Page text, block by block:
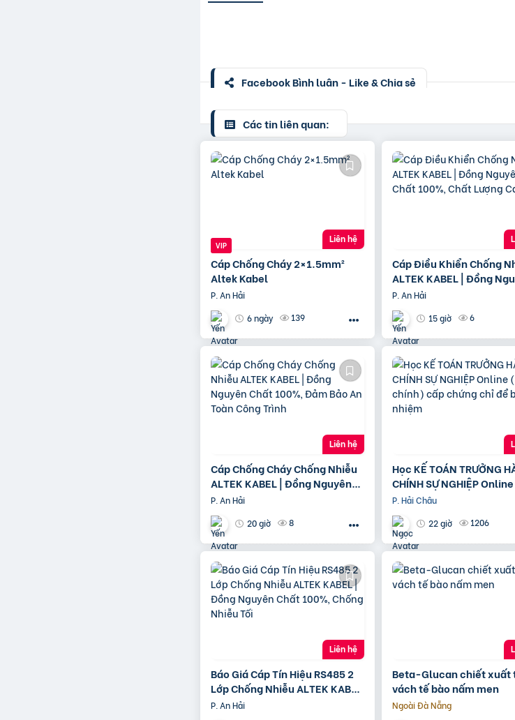
Facebook Bình luận - Like & Chia sẻ
Các tin liên quan:
Cáp Chống Cháy 2×1.5mm²
Altek Kabel
P. An Hải
6 ngày
139
Liên hệ
Cáp Điều Khiển Chống
ALTEK KABEL | Đồng
Chất 100%, Chất Lượng
P. An Hải
15 giờ
6
Cáp Chống Cháy Chống Nhiễu
ALTEK KABEL | Đồng Nguyên
Chất 100%, Đảm Bảo An Toàn
Công Trình
P. An Hải
20 giờ
8
Liên hệ
Học KẾ TOÁN TRƯỞNG
CHÍNH SỰ NGHIỆP
tài chính) cấp chứng chỉ
nhiệm
P. Hải Châu
22 giờ
1206
Báo Giá Cáp Tín Hiệu RS485 2
Lớp Chống Nhiễu ALTEK KABEL
| Đồng Nguyên Chất 100%,
P. An Hải
Liên hệ
Beta-Glucan chiết xuất
vách tế bào nấm men
Ngoài Đà Nẵng